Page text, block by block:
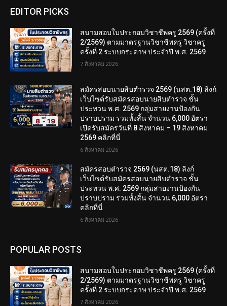
EDITOR PICKS
สนามสอบใบประกอบวิชาชีพครู 2569 (ครั้งที่
2/2569) ตามมาตรฐานวิชาชีพครู วิชาครู
ครั้งที่ 2 ระบบกระดาษ ประจำปี พ.ศ. 2569
7 สิงหาคม 2026
สมัครสอบนายสิบตำรวจ 2569 (นสต.18) ลิงก์
เว็บไซต์รับสมัครสอบนายสิบตำรวจ ชั้น
ประทวน พ.ศ. 2569 กลุ่มสายงานป้องกัน
ปราบปราม รวมทั้งสิ้น จำนวน 6,000 อัตรา
เปิดรับสมัครวันที่ 8 สิงหาคม – 19 สิงหาคม
2569 คลิกที่นี่
6 สิงหาคม 2026
สมัครสอบตํารวจ 2569 (นสต.18) ลิงก์
เว็บไซต์รับสมัครสอบนายสิบตำรวจ ชั้น
ประทวน พ.ศ. 2569 กลุ่มสายงานป้องกัน
ปราบปราม รวมทั้งสิ้น จำนวน 6,000 อัตรา
คลิกที่นี่
6 สิงหาคม 2026
POPULAR POSTS
สนามสอบใบประกอบวิชาชีพครู 2569 (ครั้งที่
2/2569) ตามมาตรฐานวิชาชีพครู วิชาครู
ครั้งที่ 2 ระบบกระดาษ ประจำปี พ.ศ. 2569
7 สิงหาคม 2026